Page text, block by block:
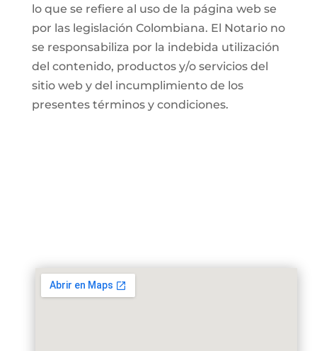
lo que se refiere al uso de la página web se
por las legislación Colombiana. El Notario no
se responsabiliza por la indebida utilización
del contenido, productos y/o servicios del
sitio web y del incumplimiento de los
presentes términos y condiciones.